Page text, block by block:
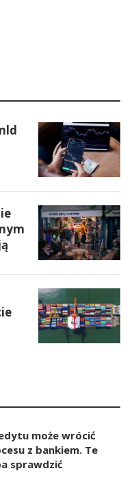
może wrócić
z bankiem. Te
sprawdzić